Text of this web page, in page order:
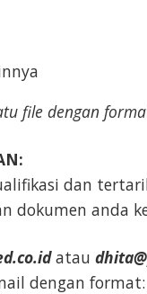
file dengan
dan
dokumen anda
atau
dengan format: